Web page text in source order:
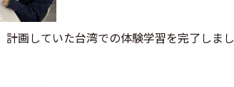
画していた台湾での体験学習を完了しまし